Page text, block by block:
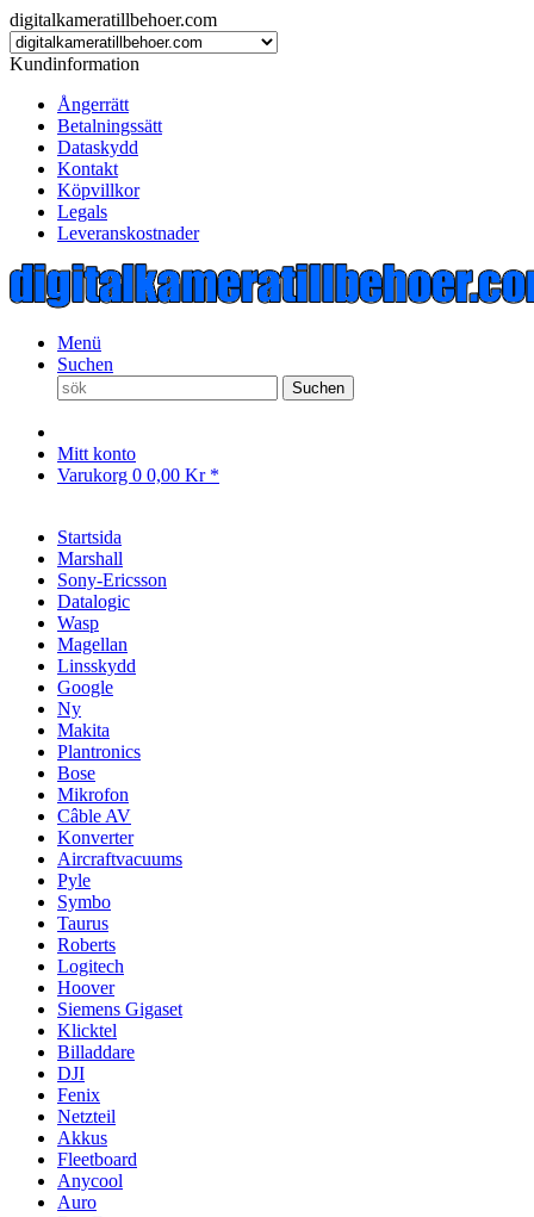
digitalkameratillbehoer.com
Kundinformation
Ångerrätt
Betalningssätt
Dataskydd
Kontakt
Köpvillkor
Legals
Leveranskostnader
Menü
Suchen
Suchen
Mitt konto
Varukorg 0 0,00 Kr *
Startsida
Marshall
Sony-Ericsson
Datalogic
Wasp
Magellan
Linsskydd
Google
Ny
Makita
Plantronics
Bose
Mikrofon
Câble AV
Konverter
Aircraftvacuums
Pyle
Symbo
Taurus
Roberts
Logitech
Hoover
Siemens Gigaset
Klicktel
Billaddare
DJI
Fenix
Netzteil
Akkus
Fleetboard
Anycool
Auro